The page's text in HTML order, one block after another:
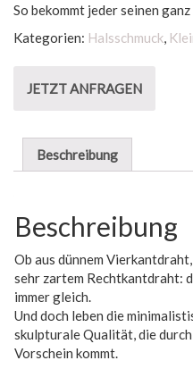
So bekommt jeder seinen
Kategorien: Halsschmuck,
JETZT ANFRAGEN
Beschreibung
Beschreibung
Ob aus dünnem
sehr zartem Rechtkantdraht:
immer gleich.
Und doch leben die
skulpturale Qualität, die
Vorschein kommt.